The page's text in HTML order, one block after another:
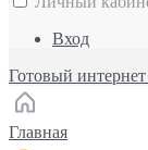
Вход
Готовый интернет
Главная